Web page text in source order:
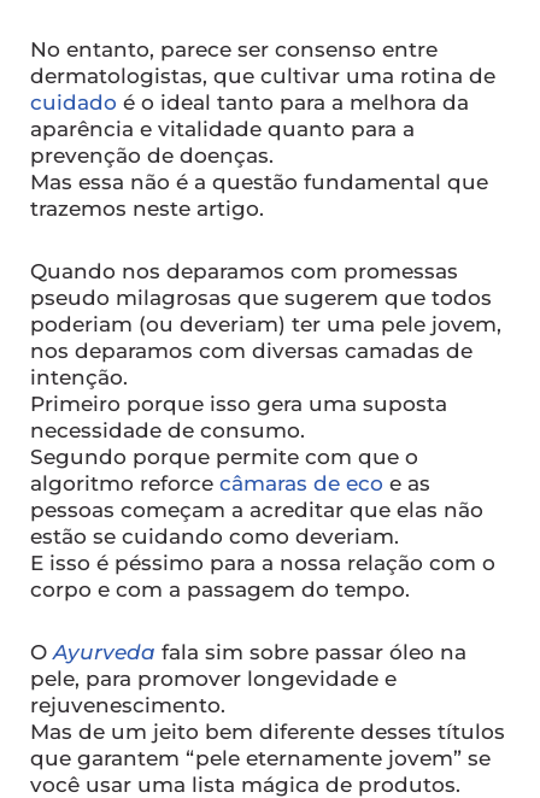
No entanto, parece ser consenso entre
dermatologistas, que cultivar uma rotina de
cuidado é o ideal tanto para a melhora da
aparência e vitalidade quanto para a
prevenção de doenças.
Mas essa não é a questão fundamental que
trazemos neste artigo.
Quando nos deparamos com promessas
pseudo milagrosas que sugerem que todos
poderiam (ou deveriam) ter uma pele jovem,
nos deparamos com diversas camadas de
intenção.
Primeiro porque isso gera uma suposta
necessidade de consumo.
Segundo porque permite com que o
algoritmo reforce câmaras de eco e as
pessoas começam a acreditar que elas não
estão se cuidando como deveriam.
E isso é péssimo para a nossa relação com o
corpo e com a passagem do tempo.
O Ayurveda fala sim sobre passar óleo na
pele, para promover longevidade e
rejuvenescimento.
Mas de um jeito bem diferente desses títulos
que garantem “pele eternamente jovem” se
você usar uma lista mágica de produtos.